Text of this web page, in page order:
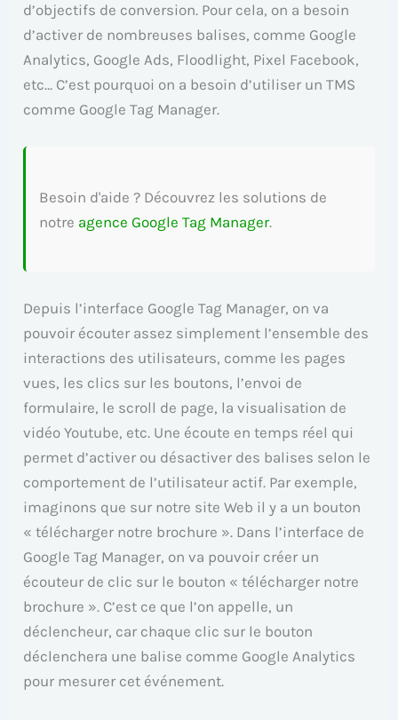
d’objectifs de conversion. Pour cela, on a besoin
d’activer de nombreuses balises, comme Google
Analytics, Google Ads, Floodlight, Pixel Facebook,
etc… C’est pourquoi on a besoin d’utiliser un TMS
comme Google Tag Manager.
Besoin d'aide ? Découvrez les solutions de
notre agence Google Tag Manager.
Depuis l’interface Google Tag Manager, on va
pouvoir écouter assez simplement l’ensemble des
interactions des utilisateurs, comme les pages
vues, les clics sur les boutons, l’envoi de
formulaire, le scroll de page, la visualisation de
vidéo Youtube, etc. Une écoute en temps réel qui
permet d’activer ou désactiver des balises selon le
comportement de l’utilisateur actif. Par exemple,
imaginons que sur notre site Web il y a un bouton
« télécharger notre brochure ». Dans l’interface de
Google Tag Manager, on va pouvoir créer un
écouteur de clic sur le bouton « télécharger notre
brochure ». C’est ce que l’on appelle, un
déclencheur, car chaque clic sur le bouton
déclenchera une balise comme Google Analytics
pour mesurer cet événement.